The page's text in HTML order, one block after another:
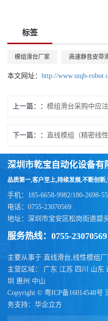
标签
模组滑台厂家 高速静音皮带
本文网址： http://www.szqb-
上一篇： 模组滑台采购中应
下一篇：
深圳市乾宝自动化设备有
品质第一,客户至上,持续发展,不断创新
手机：185-6658-9982/180-2698-
电话：0755-23070569
地址：深圳市宝安区松岗街道碧
服务热线：0755-23070569
主要从事于 直线滑台,线性模组厂
主营区域： 广东 江苏 四川 山东
圳 惠州 中山
Copyright © 粤ICP备16014548号
务支持： 华企立方